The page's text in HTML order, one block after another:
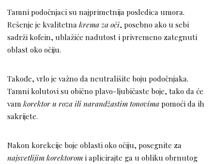
Tamni podočnjaci su najprimetnija posledica umora.
Rešenje je kvalitetna krema za oči, posebno ako u sebi
sadrži kofein, ublažiće nadutost i privremeno zategnuti
oblast oko očiju.
Takođe, vrlo je važno da neutrališite boju podočnjaka.
Tamni kolutovi su obično plavo-ljubičaste boje, tako da će
vam korektor u roza ili narandžastim tonovimapomoći da ih
sakrijete.
Nakon korekcije boje oblasti oko očiju, posegnite za
najsvetlijim korektorom i aplicirajte ga u obliku obrnutog